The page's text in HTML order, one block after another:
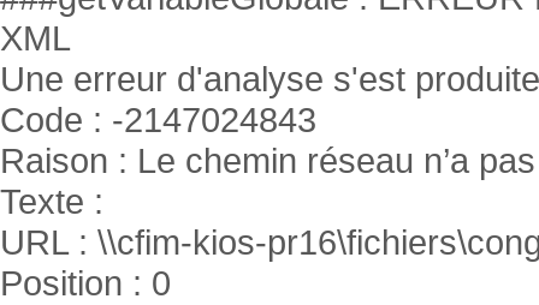
XML
Une erreur d'analyse s'est
Code : -2147024843
Raison : Le chemin réseau n’a
Texte :
URL : \\cfim-kios-
Position : 0